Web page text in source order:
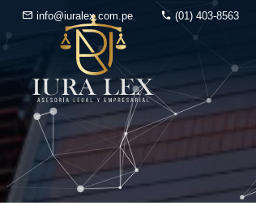
info@iuralex.com.pe (01) 403-8563